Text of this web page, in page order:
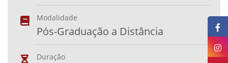
Modalidade
Pós-Graduação a Distância
Duração